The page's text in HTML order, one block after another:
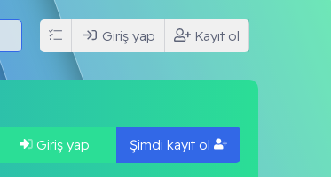
Giriş yap Kayıt ol
Giriş yap Şimdi kayıt ol